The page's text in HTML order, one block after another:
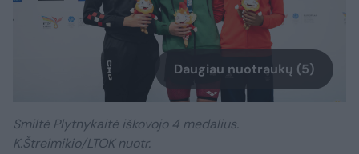
Daugiau nuotraukų (5)
Smiltė Plytnykaitė iškovojo 4 medalius.
K.Štreimikio/LTOK nuotr.